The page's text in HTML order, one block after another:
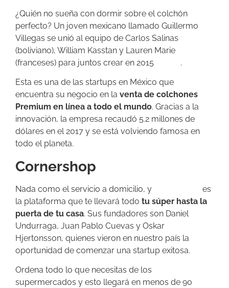
¿Quién no sueña con dormir sobre el colchón
perfecto? Un joven mexicano llamado Guillermo
Villegas se unió al equipo de Carlos Salinas
(boliviano), William Kasstan y Lauren Marie
(franceses) para juntos crear en 2015
.
Esta es una de las startups en México que
encuentra su negocio en la venta de colchones
Premium en línea a todo el mundo. Gracias a la
innovación, la empresa recaudó 5.2 millones de
dólares en el 2017 y se está volviendo famosa en
todo el planeta.
Cornershop
Nada como el servicio a domicilio, y
es
la plataforma que te llevará todo tu súper hasta la
puerta de tu casa. Sus fundadores son Daniel
Undurraga, Juan Pablo Cuevas y Oskar
Hjertonsson, quienes vieron en nuestro país la
oportunidad de comenzar una startup exitosa.
Ordena todo lo que necesitas de los
supermercados y esto llegará en menos de 90